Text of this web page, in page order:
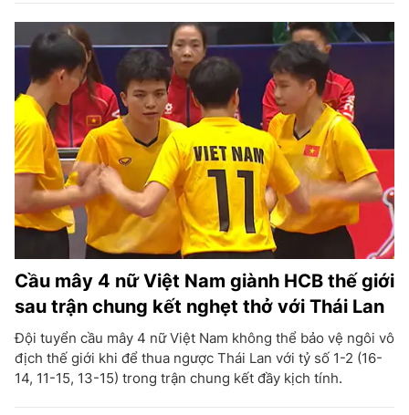
Cầu mây 4 nữ Việt Nam giành HCB thế giới
sau trận chung kết nghẹt thở với Thái Lan
Đội tuyển cầu mây 4 nữ Việt Nam không thể bảo vệ ngôi vô
địch thế giới khi để thua ngược Thái Lan với tỷ số 1-2 (16-
14, 11-15, 13-15) trong trận chung kết đầy kịch tính.